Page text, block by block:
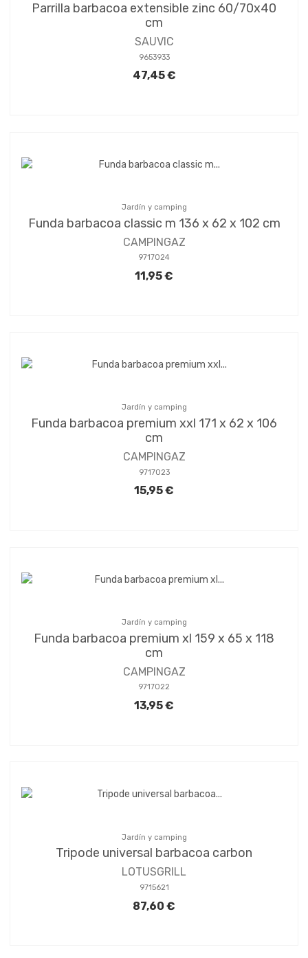
Parrilla barbacoa extensible zinc 60/70x40
cm
SAUVIC
9653933
47,45 €
Jardín y camping
Funda barbacoa classic m 136 x 62 x 102 cm
CAMPINGAZ
9717024
11,95 €
Jardín y camping
Funda barbacoa premium xxl 171 x 62 x 106
cm
CAMPINGAZ
9717023
15,95 €
Jardín y camping
Funda barbacoa premium xl 159 x 65 x 118
cm
CAMPINGAZ
9717022
13,95 €
Jardín y camping
Tripode universal barbacoa carbon
LOTUSGRILL
9715621
87,60 €